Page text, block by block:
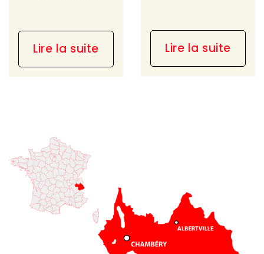
Lire la suite Lire la suite